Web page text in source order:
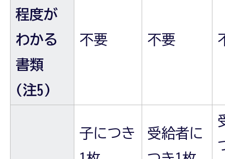
程度が
わかる
書類
(注5)
不要 不要
子につき
受給者に